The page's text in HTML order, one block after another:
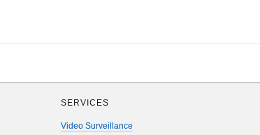
SERVICES
Video Surveillance